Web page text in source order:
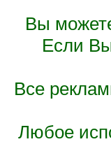
Вы
Если
Все
Любое